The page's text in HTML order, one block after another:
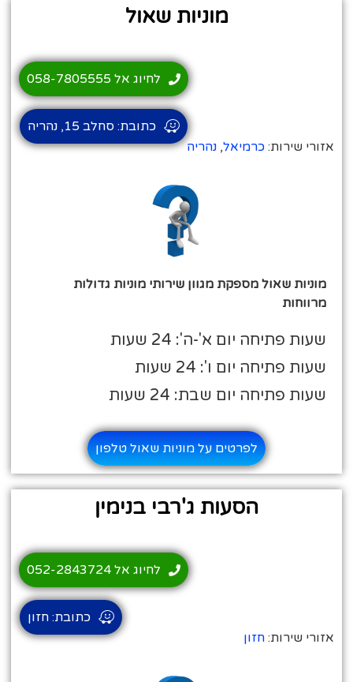
מוניות שאול
אזורי שירות:כרמיאל, נהריה
מוניות שאול מספקת מגוון שירותי מוניות גדולות
מרווחות
שעות פתיחה יום א'-ה': 24 שעות
שעות פתיחה יום ו': 24 שעות
שעות פתיחה יום שבת: 24 שעות
לחיוג אל 058-7805555
כתובת: סחלב 15, נהריה
לפרטים על מוניות שאול טלפון
הסעות ג'רבי בנימין
אזורי שירות:חזון
לחיוג אל 052-2843724
כתובת: חזון